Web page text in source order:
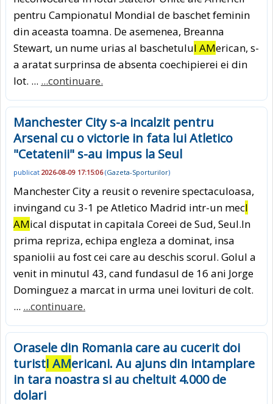
pentru Campionatul Mondial de baschet feminin
din aceasta toamna. De asemenea, Breanna
Stewart, un nume urias al baschetuluI AMerican, s-
a aratat surprinsa de absenta coechipierei ei din
lot. ... ...continuare.
Manchester City s-a incalzit pentru
Arsenal cu o victorie in fata lui Atletico
"Cetatenii" s-au impus la Seul
publicat 2026-08-09 17:15:06(Gazeta-Sporturilor)
Manchester City a reusit o revenire spectaculoasa,
invingand cu 3-1 pe Atletico Madrid intr-un mecI
AMical disputat in capitala Coreei de Sud, Seul.In
prima repriza, echipa engleza a dominat, insa
spaniolii au fost cei care au deschis scorul. Golul a
venit in minutul 43, cand fundasul de 16 ani Jorge
Dominguez a marcat in urma unei lovituri de colt.
... ...continuare.
Orasele din Romania care au cucerit doi
turistI AMericani. Au ajuns din intamplare
in tara noastra si au cheltuit 4.000 de
dolari